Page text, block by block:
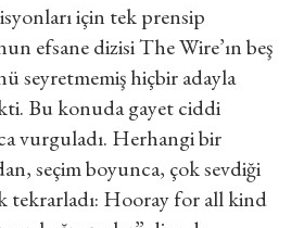
için tek prensip
efsane dizisi The Wire’ın beş
seyretmemiş hiçbir adayla
Bu konuda gayet ciddi
vurguladı. Herhangi bir
seçim boyunca, çok sevdiği
tekrarladı: Hooray for all kind